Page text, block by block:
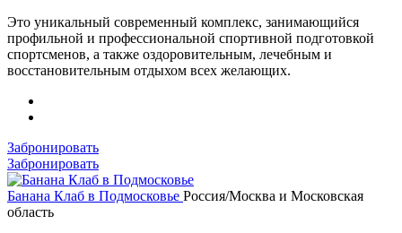
Это уникальный современный комплекс, занимающийся
профильной и профессиональной спортивной подготовкой
спортсменов, а также оздоровительным, лечебным и
восстановительным отдыхом всех желающих.
Забронировать
Забронировать
Банана Клаб в Подмосковье Россия/Москва и Московская
область